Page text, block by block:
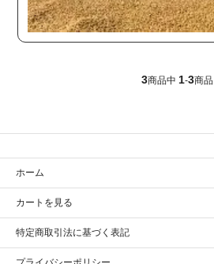
3商品中 1-3商品
ホーム
カートを見る
特定商取引法に基づく表記